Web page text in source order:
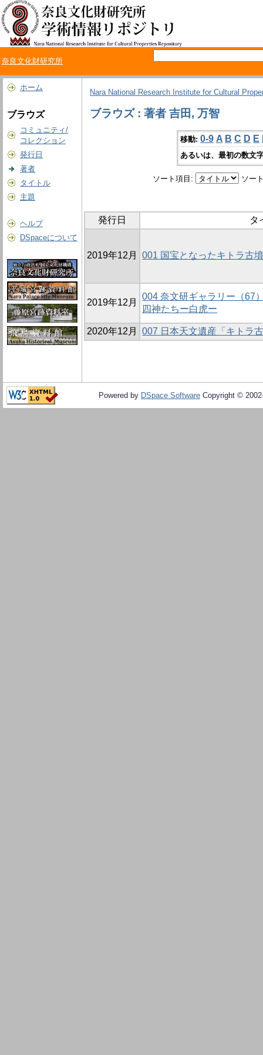
奈良文化財研究所
ホーム
ブラウズ
コミュニティ/
コレクション
発行日
著者
タイトル
主題
ヘルプ
DSpaceについて
Nara National Research Institute for Cultural
ブラウズ : 著者 吉田, 万智
移動: 0-9 A B C D E
あるいは、最初の数文
ソート項目: ソー
発行日 タ
2019年12月 001 国宝となったキトラ古
2019年12月
004 奈文研ギャラリー（67
四神たちー白虎ー
2020年12月 007 日本天文遺産「キトラ
Powered by DSpace Software Copyright ©